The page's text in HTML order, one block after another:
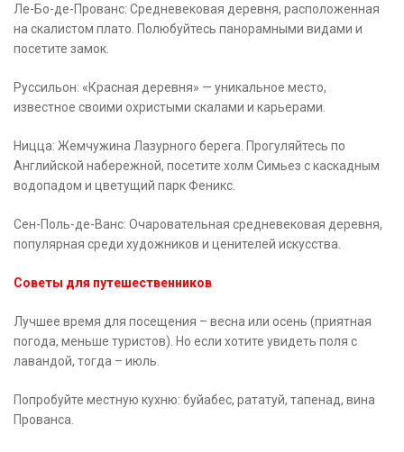
Ле-Бо-де-Прованс: Средневековая деревня, расположенная
на скалистом плато. Полюбуйтесь панорамными видами и
посетите замок.
Руссильон: «Красная деревня» — уникальное место,
известное своими охристыми скалами и карьерами.
Ницца: Жемчужина Лазурного берега. Прогуляйтесь по
Английской набережной, посетите холм Симьез с каскадным
водопадом и цветущий парк Феникс.
Сен-Поль-де-Ванс: Очаровательная средневековая деревня,
популярная среди художников и ценителей искусства.
Советы для путешественников
Лучшее время для посещения – весна или осень (приятная
погода, меньше туристов). Но если хотите увидеть поля с
лавандой, тогда – июль.
Попробуйте местную кухню: буйабес, рататуй, тапенад, вина
Прованса.